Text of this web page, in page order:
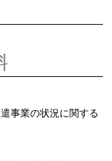
事業の状況に関する